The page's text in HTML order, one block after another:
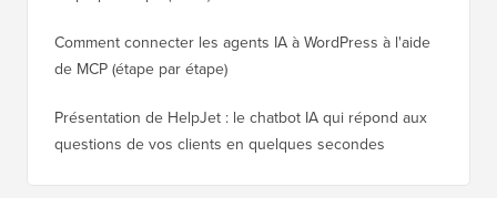
Comment connecter les agents IA à WordPress à l'aide
de MCP (étape par étape)
Présentation de HelpJet : le chatbot IA qui répond aux
questions de vos clients en quelques secondes